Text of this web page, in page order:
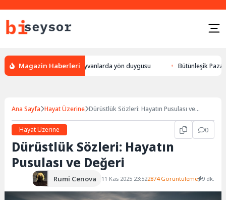
Magazin Haberleri
yön bulması, hayvanlarda yön duygusu Bütünleşik Pazarlama:
Ana Sayfa Hayat Üzerine Dürüstlük Sözleri: Hayatın Pusulası ve
Hayat Üzerine
0
Dürüstlük Sözleri: Hayatın
Pusulası ve Değeri
Rumi Cenova 11 Kas 2025 23:522874 Görüntüleme 9 dk.